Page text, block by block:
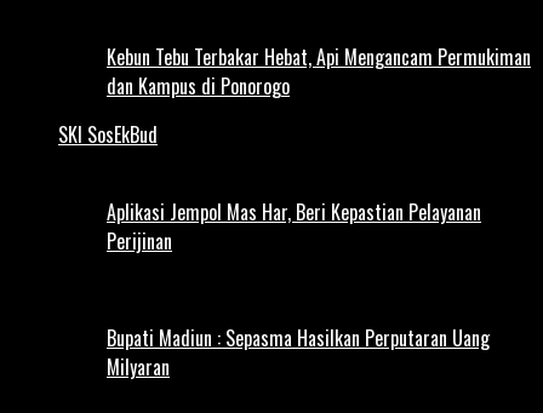
Kebun Tebu Terbakar Hebat, Api Mengancam Permukiman
dan Kampus di Ponorogo
SKI SosEkBud
Aplikasi Jempol Mas Har, Beri Kepastian Pelayanan
Perijinan
Bupati Madiun : Sepasma Hasilkan Perputaran Uang
Milyaran